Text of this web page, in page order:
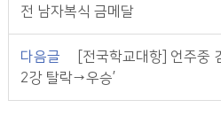
전 남자복식 금메달
다음글
[전국학교대항] 언주중
2강 탈락→우승’